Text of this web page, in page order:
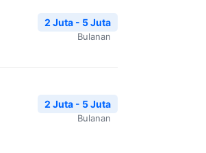
2 Juta - 5 Juta
Bulanan
2 Juta - 5 Juta
Bulanan